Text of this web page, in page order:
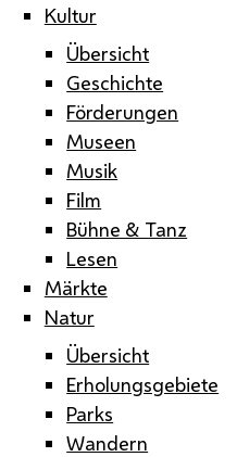
Kultur
Übersicht
Geschichte
Förderungen
Museen
Musik
Film
Bühne & Tanz
Lesen
Märkte
Natur
Übersicht
Erholungsgebiete
Parks
Wandern